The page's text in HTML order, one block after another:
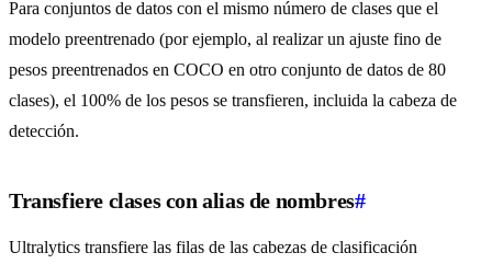
Para conjuntos de datos con el mismo número de clases que el
modelo preentrenado (por ejemplo, al realizar un ajuste fino de
pesos preentrenados en COCO en otro conjunto de datos de 80
clases), el 100% de los pesos se transfieren, incluida la cabeza de
detección.
Transfiere clases con alias de nombres#
Ultralytics transfiere las filas de las cabezas de clasificación